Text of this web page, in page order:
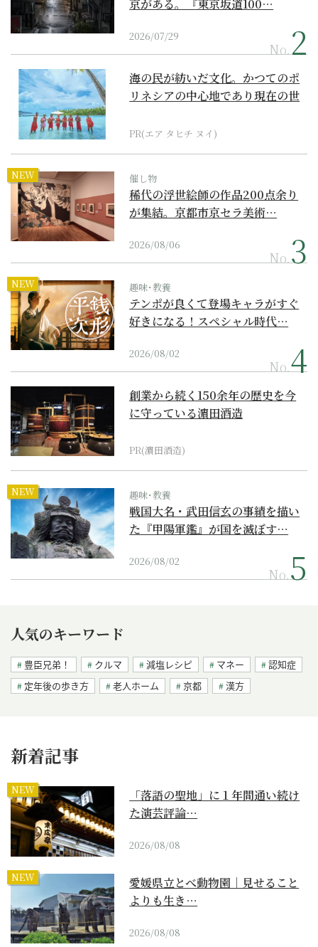
京がある。『東京坂道100…
2026/07/29
No.
海の民が紡いだ文化。かつてのポ
リネシアの中心地であり現在の世
PR(エア タヒチ ヌイ)
NEW 催し物
稀代の浮世絵師の作品200点余り
が集結。京都市京セラ美術…
2026/08/06
No.
NEW 趣味･教養
テンポが良くて登場キャラがすぐ
好きになる！スペシャル時代…
2026/08/02
No.
創業から続く150余年の歴史を今
に守っている濵田酒造
PR(濵田酒造)
NEW 趣味･教養
戦国大名・武田信玄の事績を描い
た『甲陽軍鑑』が国を滅ぼす…
2026/08/02
No.
人気のキーワード
豊臣兄弟！ クルマ 減塩レシピ マネー
認知症
定年後の歩き方
老人ホーム 京都 漢方
新着記事
NEW
「落語の聖地」に１年間通い続け
た演芸評論…
2026/08/08
NEW
愛媛県立とべ動物園｜見せること
よりも生き…
2026/08/08